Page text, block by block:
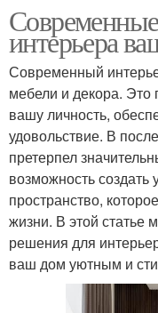
интерьера
Современный
мебели и декора. Это
вашу личность,
удовольствие. В
претерпел
возможность
пространство,
жизни. В этой
решения для
ваш дом уютным и